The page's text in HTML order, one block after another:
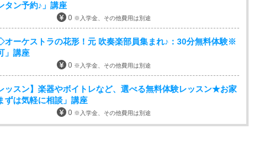
タン予約♪」講座
0 ※入学金、その他費用は別途
オーケストラの花形！元 吹奏楽部員集まれ♪：30分無料体験※
」講座
0 ※入学金、その他費用は別途
ッスン】楽器やボイトレなど、選べる無料体験レッスン★お家
は気軽に相談」講座
0 ※入学金、その他費用は別途